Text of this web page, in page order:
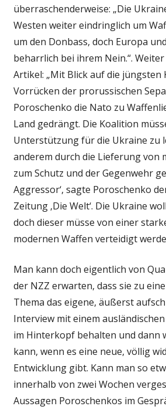
überraschenderweise: „Die
Westen weiter eindringlich um
um den Donbass, doch Europa
beharrlich bei ihrem Nein.“.
Artikel: „Mit Blick auf die jüngsten
Vorrücken der prorussischen
Poroschenko die Nato zu
Land gedrängt. Die Koalition
Unterstützung für die Ukraine zu
anderem durch die Lieferung von
zum Schutz und der Gegenwehr
Aggressor‘, sagte Poroschenko
Zeitung ‚Die Welt‘. Die Ukraine
doch dieser müsse von einer
modernen Waffen verteidigt
Man kann doch eigentlich von
der NZZ erwarten, dass sie zu
Thema das eigene, äußerst
Interview mit einem
im Hinterkopf behalten und dann
kann, wenn es eine neue, völlig
Entwicklung gibt. Kann man so
innerhalb von zwei Wochen
Aussagen Poroschenkos im